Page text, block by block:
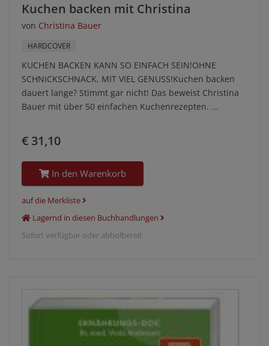
Kuchen backen mit Christina
von Christina Bauer
HARDCOVER
KUCHEN BACKEN KANN SO EINFACH SEIN!OHNE
SCHNICKSCHNACK, MIT VIEL GENUSS!Kuchen backen
dauert lange? Stimmt gar nicht! Das beweist Christina
Bauer mit über 50 einfachen Kuchenrezepten. ...
€ 31,10
In den Warenkorb
auf die Merkliste
Lagernd in diesen Buchhandlungen
Sofort verfügbar oder abholbereit